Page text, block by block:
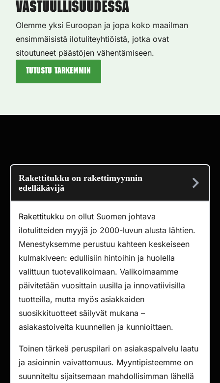
vastuullisuudessa
Olemme yksi Euroopan ja jopa koko maailman
ensimmäisistä ilotuliteyhtiöistä, jotka ovat
sitoutuneet päästöjen vähentämiseen.
Tutustu tarkemmin
Rakettitukku on rakettimyynnin
edelläkävijä
Rakettitukku on ollut Suomen johtava
ilotulitteiden myyjä jo 2000-luvun alusta lähtien.
Menestyksemme perustuu kahteen keskeiseen
kulmakiveen: edullisiin hintoihin ja huolella
valittuun tuotevalikoimaan. Valikoimaamme
päivitetään vuosittain uusilla ja innovatiivisilla
tuotteilla, mutta myös asiakkaiden
suosikkituotteet säilyvät mukana –
asiakastoiveita kuunnellen ja kunnioittaen.
Toinen tärkeä peruspilari on asiakaspalvelu laatu
ja asioinnin vaivattomuus. Myyntipisteemme on
suunniteltu sijaitsemaan mahdollisimman lähellä